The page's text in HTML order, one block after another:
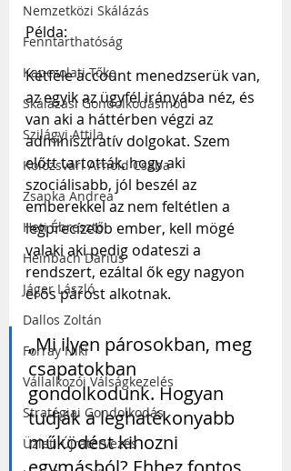
Nemzetközi Skálázás
Fenntarthatóság
Kapcsolati Tőke
Skálázási Gondolkodásmód
Szilágyi Attila
Kolozsvári Arnold Csaba
Zsapka Andrea
Heti Ébresztő
Heinbach Dárius
Jáger László
Dallos Zoltán
Forray Niki
Vállalkozói Válságkezelés
Stratégiai Gondolkodás
Üzleti Újratervezés
Példa:
Kétféle account menedzserük van,
az egyik az ügyfél irányába néz, és
van aki a háttérben végzi az
adminisztratív dolgokat. Szem
előtt tartották, hogy aki
szociálisabb, jól beszél az
emberekkel az nem feltétlen a
legprecízebb ember, kell mögé
valaki aki pedig odateszi a
rendszert, ezáltal ők egy nagyon
erős párost alkotnak.
„Mi ilyen párosokban, meg
csapatokban
gondolkodunk. Hogyan
tudják a leghatékonyabb
működést kihozni